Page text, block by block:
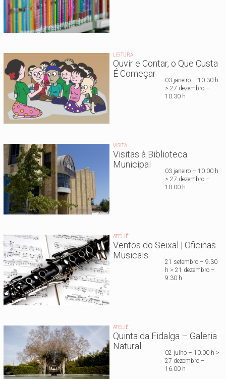
LEITURA
Ouvir e Contar, o Que Custa
É Começar
03 janeiro – 10.30 h
> 27 dezembro –
10.30 h
VISITA
Visitas à Biblioteca
Municipal
03 janeiro – 10.00 h
> 27 dezembro –
10.00 h
ATELIÊ
Ventos do Seixal | Oficinas
Musicais
21 setembro – 9.30
h > 21 dezembro –
9.30 h
ATELIÊ
Quinta da Fidalga – Galeria
Natural
02 julho – 10.00 h >
27 dezembro –
16.00 h